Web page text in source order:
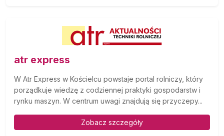
atr express
W Atr Express w Kościelcu powstaje portal rolniczy, który
porządkuje wiedzę z codziennej praktyki gospodarstw i
rynku maszyn. W centrum uwagi znajdują się przyczepy...
Zobacz szczegóły